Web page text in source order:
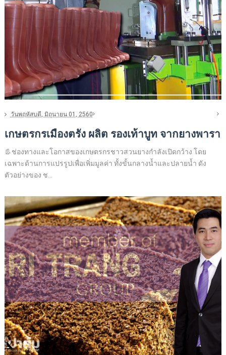
วันพฤหัสบดี, มิถุนายน 01, 2560
เกษตรกรเมืองตรัง ผลิต รองเท้าบูท จากยางพารา
👢ช่องทางและโอกาสของเกษตรกรชาวสวนยางกำลังเปิดกว้าง โดย
เฉพาะด้านการแปรรูปเพื่อเพิ่มมูลค่า ทั้งขั้นกลางน้ำและปลายน้ำ ดัง
ตัวอย่างของ ช...